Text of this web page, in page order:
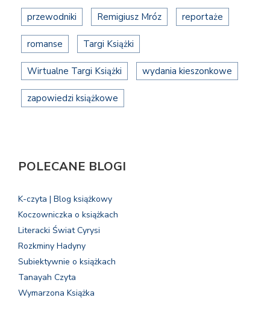
przewodniki Remigiusz Mróz reportaże
romanse Targi Książki
Wirtualne Targi Książki wydania kieszonkowe
zapowiedzi książkowe
POLECANE BLOGI
K-czyta | Blog książkowy
Koczowniczka o książkach
Literacki Świat Cyrysi
Rozkminy Hadyny
Subiektywnie o książkach
Tanayah Czyta
Wymarzona Książka